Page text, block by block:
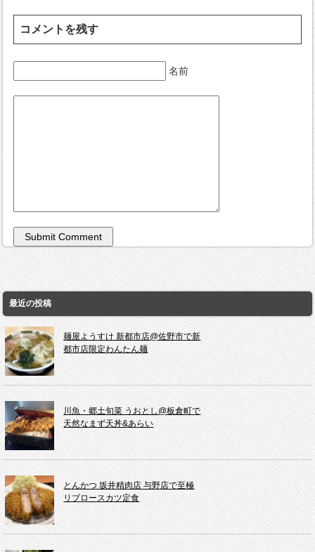
コメントを残す
名前
最近の投稿
麺屋ようすけ 新都市店@佐野市で新
都市店限定わんたん麺
川魚・郷土旬菜 うおとし@板倉町で
天然なまず天丼&あらい
とんかつ 坂井精肉店 与野店で至極
リブロースカツ定食